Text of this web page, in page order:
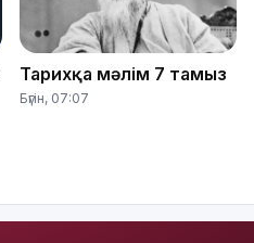
Тарихқа мәлім 7 тамыз
Бүгін, 07:07